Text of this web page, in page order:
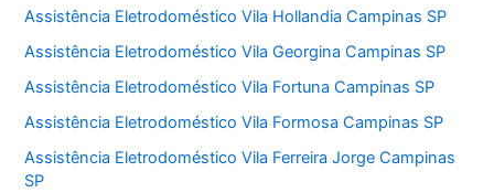
Assistência Eletrodoméstico Vila Hollandia Campinas SP
Assistência Eletrodoméstico Vila Georgina Campinas SP
Assistência Eletrodoméstico Vila Fortuna Campinas SP
Assistência Eletrodoméstico Vila Formosa Campinas SP
Assistência Eletrodoméstico Vila Ferreira Jorge Campinas
SP